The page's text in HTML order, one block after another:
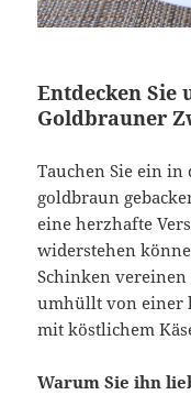
Entdecken Sie
Goldbrauner
Tauchen Sie ein in
goldbraun
eine herzhafte
widerstehen
Schinken
umhüllt von einer
mit köstlichem
Warum Sie ihn